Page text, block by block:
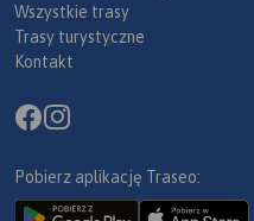
Wszystkie trasy
Trasy turystyczne
Kontakt
Pobierz aplikację Traseo: